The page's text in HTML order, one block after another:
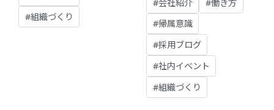
#組織づくり
#会社紹介
#働き方
#帰属意識
#採用ブログ
#社内イベント
#組織づくり